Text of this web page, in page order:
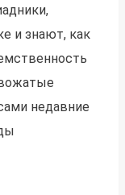
и знают, как
недавние